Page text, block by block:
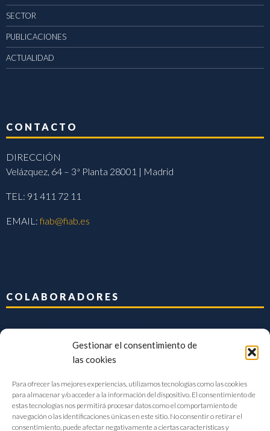
Gestionar el consentimiento de
las cookies
Para ofrecer las mejores experiencias, utilizamos tecnologías como las cookies
para almacenar y/o acceder a la información del dispositivo. El consentimiento de
estas tecnologías nos permitirá procesar datos como el comportamiento de
navegación o las identificaciones únicas en este sitio. No consentir o retirar el
consentimiento, puede afectar negativamente a ciertas características y
SECTOR
PUBLICACIONES
ACTUALIDAD
CONTACTO
DIRECCIÓN
Velázquez, 64 – 3ª Planta 28001 | Madrid
TEL: 91 411 72 11
EMAIL:fiab@fiab.es
COLABORADORES